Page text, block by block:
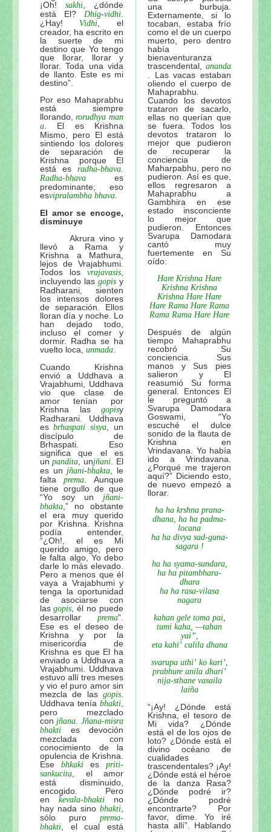
¡Oh! sakhi , ¿dónde
está El? Dhig-vidhi
¿Hay! Vidhi , el
creador, ha escrito en
la suerte de mi
destino que Yo tengo
que llorar, llorar y
llorar. Toda una vida
de llanto. Este es mi
destino”.
Por eso Mahaprabhu
está siempre
llorando, rorudhya man
a . El es Krishna
Mismo, pero El está
sintiendo los dolores
de separación de
Krishna porque El
está es radha-bhava.
Radha-bhava es
predominante; eso
esvipralambha bhava
El amor se encoge,
disminuye
Akrura vino y
llevó a Rama y
Krishna a Mathura,
lejos de Vrajabhumi.
Todos los vrajavasis
incluyendo las gopis y
Radharani, sienten
los intensos dolores
de separación. Ellos
lloran día y noche. Lo
han dejado todo,
incluso el comer y
dormir. Radha se ha
vuelto loca, unmada
Cuando Krishna
envió a Uddhava a
Vrajabhumi, Uddhava
vio que clase de
amor tenían por
Krishna las gopisy
Radharani. Uddhava
es brhaspati sisya , un
discípulo de
Brhaspati. Eso
significa que el es
un pandita , unjñani . El
es un jñani-bhakta , le
falta prema . Aunque
tiene orgullo de que
“Yo soy un jñani-
bhakta ,” no obstante
el era muy querido
por Krishna. Krishna
podía entender,
“¿Oh!, el es Mi
querido amigo, pero
le falta algo, Yo debo
darle lo más elevado.
Pero a menos que él
vaya a Vrajabhumi y
tenga la oportunidad
de asociarse con
las gopis , él no puede
desarrollar prema”.
Ese es el deseo de
Krishna y por la
misericordia de
Krishna es que El ha
enviado a Uddhava a
Vrajabhumi. Uddhava
estuvo allí tres meses
y vio el puro amor sin
mezcla de las gopis
Uddhava tenía bhakti
pero mezclado
con jñana Jñana-misra
bhakti es devoción
mezclada con
conocimiento de la
opulencia de Krishna.
Ese bhkaki es priti-
sankucita , el amor
está disminuido,
encogido. Pero
en kevala-bhakti no
hay nada sino bhakti
sólo puro prema-
bhakti , el cual está
una burbuja.
Externamente, si lo
tocaban, estaba frío
como el de un cuerpo
muerto, pero dentro
había
bienaventuranza
trascendental, ananda
. Las vacas estaban
oliendo el cuerpo de
Mahaprabhu.
Cuando los devotos
trataron de sacarlo,
ellas no querían que
se fuera. Todos los
devotos trataron lo
mejor que pudieron
de recuperar la
conciencia de
Maharpabhu, pero no
pudieron. Así es que,
ellos regresaron a
Mahaprabhu a
Gambhira en ese
estado insconciente
lo mejor que
pudieron. Entonces
Svarupa Damodara
cantó muy
fuertemente en Su
oído:
Hare Krishna Hare
Krishna Krishna
Krishna Hare Hare
Hare Rama Hare Rama
Rama Rama Hare Hare
Después de algún
tiempo Mahaprabhu
recobró Su
conciencia. Sus
manos y Sus pies
salieron y El
reasumió Su forma
general. Entonces El
le preguntó a
Svarupa Damodara
Goswami, “Yo
escuché el dulce
sonido de la flauta de
Krishna en
Vrindavana. Yo había
ido a Vrindavana.
¿Porqué me trajeron
aquí?” Diciendo esto,
de nuevo empezó a
llorar.
ha ha krshna prana-
dhana, ha ha padma-
locana
ha ha divya sad-guna-
sagara !
ha ha syama-sundara,
ha ha pitambhara-
dhara
ha ha rasa-vilasa
nagara
kahan gele toma pai,
tumi kaha, —tahan
yai”,
eta kahi’ calila dhana
svarupa uthi’ ko kari’,
prabhure anila dhari’
nija-sthane vasaila
laiña
“¡Ay! ¿Dónde está
Krishna, el tesoro de
Mi vida? ¿Dónde
está el de los ojos de
loto? ¿Dónde está el
divino océano de
cualidades
trascendentales? ¡Ay!
¿Dónde está el héroe
de la danza Rasa?
¿Dónde podré ir?
¿Dónde podré
encontrarte? Por
favor, dime. Yo iré
hasta allí”. Hablando